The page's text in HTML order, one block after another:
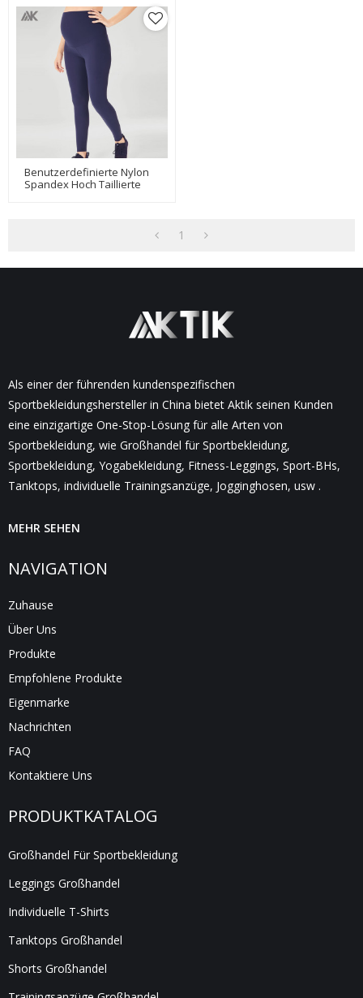
Benutzerdefinierte Nylon
Spandex Hoch Taillierte
1
Als einer der führenden kundenspezifischen
Sportbekleidungshersteller in China bietet Aktik seinen Kunden
eine einzigartige One-Stop-Lösung für alle Arten von
Sportbekleidung, wie Großhandel für Sportbekleidung,
Sportbekleidung, Yogabekleidung, Fitness-Leggings, Sport-BHs,
Tanktops, individuelle Trainingsanzüge, Jogginghosen, usw .
MEHR SEHEN
NAVIGATION
Zuhause
Über Uns
Produkte
Empfohlene Produkte
Eigenmarke
Nachrichten
FAQ
Kontaktiere Uns
PRODUKTKATALOG
Großhandel Für Sportbekleidung
Leggings Großhandel
Individuelle T-Shirts
Tanktops Großhandel
Shorts Großhandel